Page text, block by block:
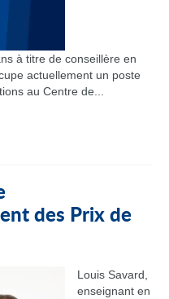
à titre de conseillère en
actuellement un poste
au Centre de...
des Prix de
Louis Savard,
enseignant en